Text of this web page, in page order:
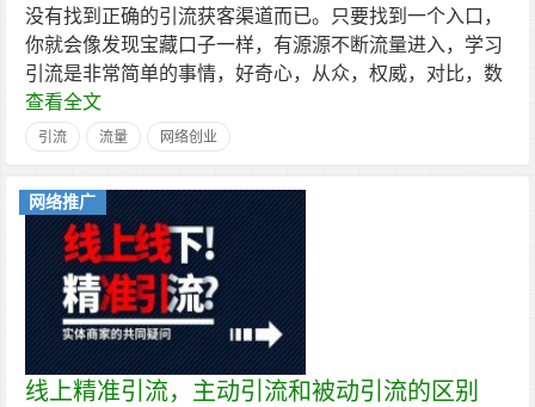
没有找到正确的引流获客渠道而已。只要找到一个入口，
你就会像发现宝藏口子一样，有源源不断流量进入，学习
引流是非常简单的事情，好奇心，从众，权威，对比，数
查看全文
引流 流量 网络创业
网络推广
线上精准引流，主动引流和被动引流的区别